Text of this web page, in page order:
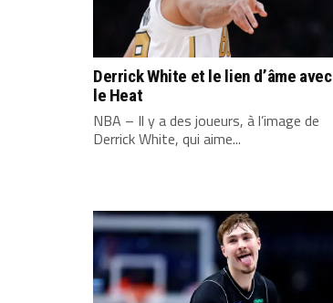
Derrick White et le lien d’âme avec
le Heat
NBA – Il y a des joueurs, à l’image de
Derrick White, qui aime...